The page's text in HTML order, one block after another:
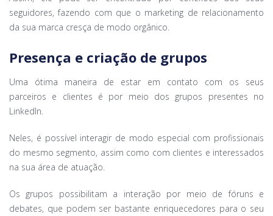
seguidores, fazendo com que o marketing de relacionamento
da sua marca cresça de modo orgânico.
Presença e criação de grupos
Uma ótima maneira de estar em contato com os seus
parceiros e clientes é por meio dos grupos presentes no
LinkedIn.
Neles, é possível interagir de modo especial com profissionais
do mesmo segmento, assim como com clientes e interessados
na sua área de atuação.
Os grupos possibilitam a interação por meio de fóruns e
debates, que podem ser bastante enriquecedores para o seu